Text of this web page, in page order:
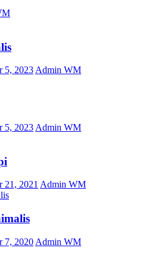
5, 2023Admin WM
5, 2023 Admin WM
21, 2021 Admin WM
7, 2020 Admin WM